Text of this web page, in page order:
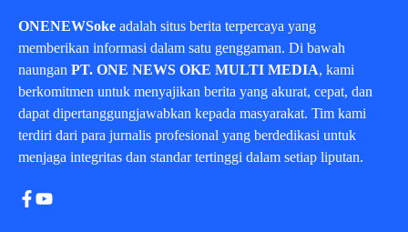
ONENEWSoke adalah situs berita terpercaya yang
memberikan informasi dalam satu genggaman. Di bawah
naungan PT. ONE NEWS OKE MULTI MEDIA, kami
berkomitmen untuk menyajikan berita yang akurat, cepat, dan
dapat dipertanggungjawabkan kepada masyarakat. Tim kami
terdiri dari para jurnalis profesional yang berdedikasi untuk
menjaga integritas dan standar tertinggi dalam setiap liputan.